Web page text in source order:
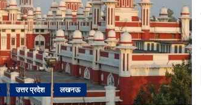
उत्तर प्रदेश लखनऊ